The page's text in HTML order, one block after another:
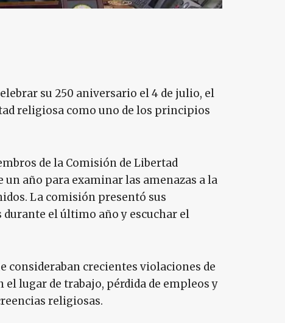
su 250 aniversario el 4 de julio, el
religiosa como uno de los principios
de la Comisión de Libertad
año para examinar las amenazas a la
La comisión presentó sus
el último año y escuchar el
consideraban crecientes violaciones de
lugar de trabajo, pérdida de empleos y
religiosas.